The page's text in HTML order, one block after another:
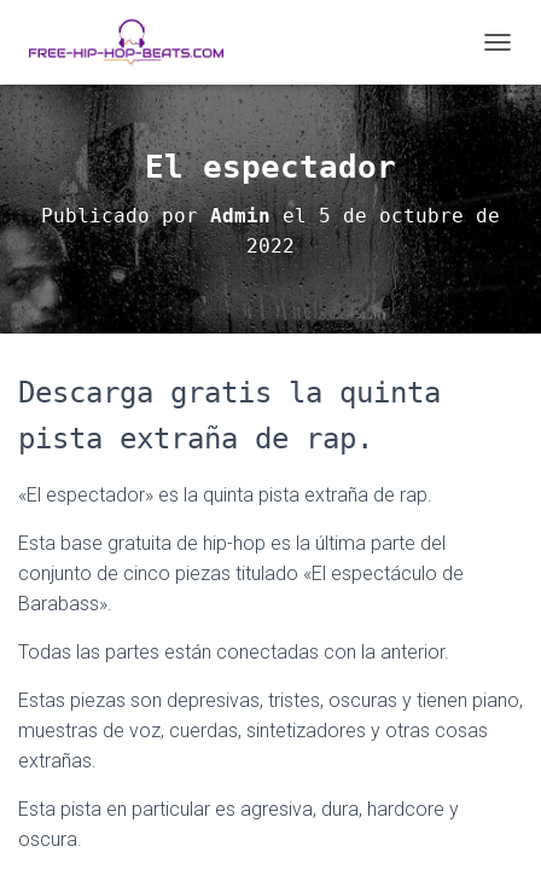
A
M
B
A
R
M
E
El espectador
Publicado porAdminel5 de octubre de
2022
Descarga gratis la quinta
pista extraña de rap.
«El espectador» es la quinta pista extraña de rap.
Esta base gratuita de hip-hop es la última parte del
conjunto de cinco piezas titulado «El espectáculo de
Barabass».
Todas las partes están conectadas con la anterior.
Estas piezas son depresivas, tristes, oscuras y tienen piano,
muestras de voz, cuerdas, sintetizadores y otras cosas
extrañas.
Esta pista en particular es agresiva, dura, hardcore y
oscura.